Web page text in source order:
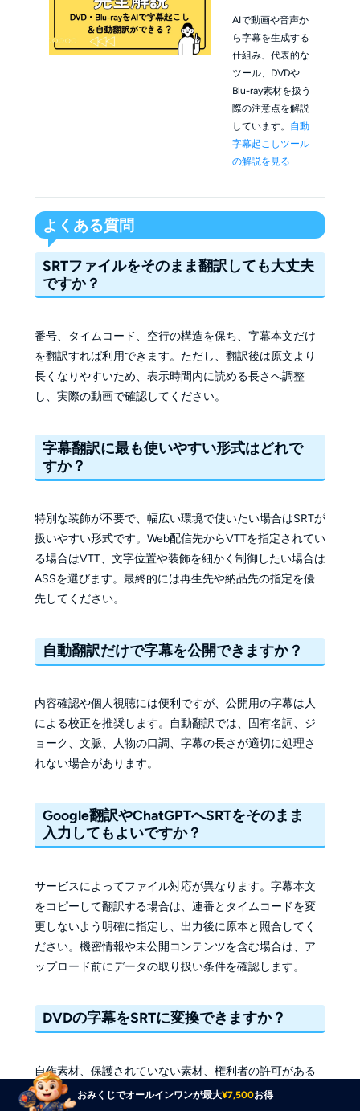
AIで動画や音声か
ら字幕を生成する
仕組み、代表的な
ツール、DVDや
Blu-ray素材を扱う
際の注意点を解説
しています。 自動
字幕起こしツール
の解説を見る
よくある質問
SRTファイルをそのまま翻訳しても大丈夫
ですか？
番号、タイムコード、空行の構造を保ち、字幕本文だけ
を翻訳すれば利用できます。ただし、翻訳後は原文より
長くなりやすいため、表示時間内に読める長さへ調整
し、実際の動画で確認してください。
字幕翻訳に最も使いやすい形式はどれで
すか？
特別な装飾が不要で、幅広い環境で使いたい場合はSRTが
扱いやすい形式です。Web配信先からVTTを指定されてい
る場合はVTT、文字位置や装飾を細かく制御したい場合は
ASSを選びます。最終的には再生先や納品先の指定を優
先してください。
自動翻訳だけで字幕を公開できますか？
内容確認や個人視聴には便利ですが、公開用の字幕は人
による校正を推奨します。自動翻訳では、固有名詞、ジ
ョーク、文脈、人物の口調、字幕の長さが適切に処理さ
れない場合があります。
Google翻訳やChatGPTへSRTをそのまま
入力してもよいですか？
サービスによってファイル対応が異なります。字幕本文
をコピーして翻訳する場合は、連番とタイムコードを変
更しないよう明確に指定し、出力後に原本と照合してく
ださい。機密情報や未公開コンテンツを含む場合は、ア
ップロード前にデータの取り扱い条件を確認します。
DVDの字幕をSRTに変換できますか？
自作素材、保護されていない素材、権利者の許可がある
素材であれば、画像字幕をOCRで読み取り、校正して
おみくじでオールインワンが最大¥7,500お得